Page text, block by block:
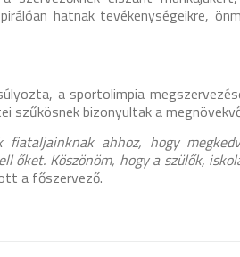
hatnak tevékenységeikre,
a sportolimpia
szűkösnek bizonyultak a
fiataljainknak ahhoz, hogy
őket. Köszönöm, hogy a szülők,
a főszervező.